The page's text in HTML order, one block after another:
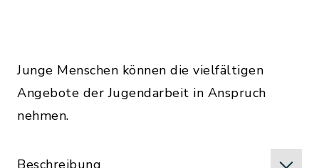
Junge Menschen können die vielfältigen
Angebote der Jugendarbeit in Anspruch
nehmen.
Beschreibung